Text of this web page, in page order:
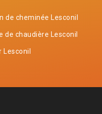
de cheminée Lesconil
de chaudière Lesconil
Lesconil